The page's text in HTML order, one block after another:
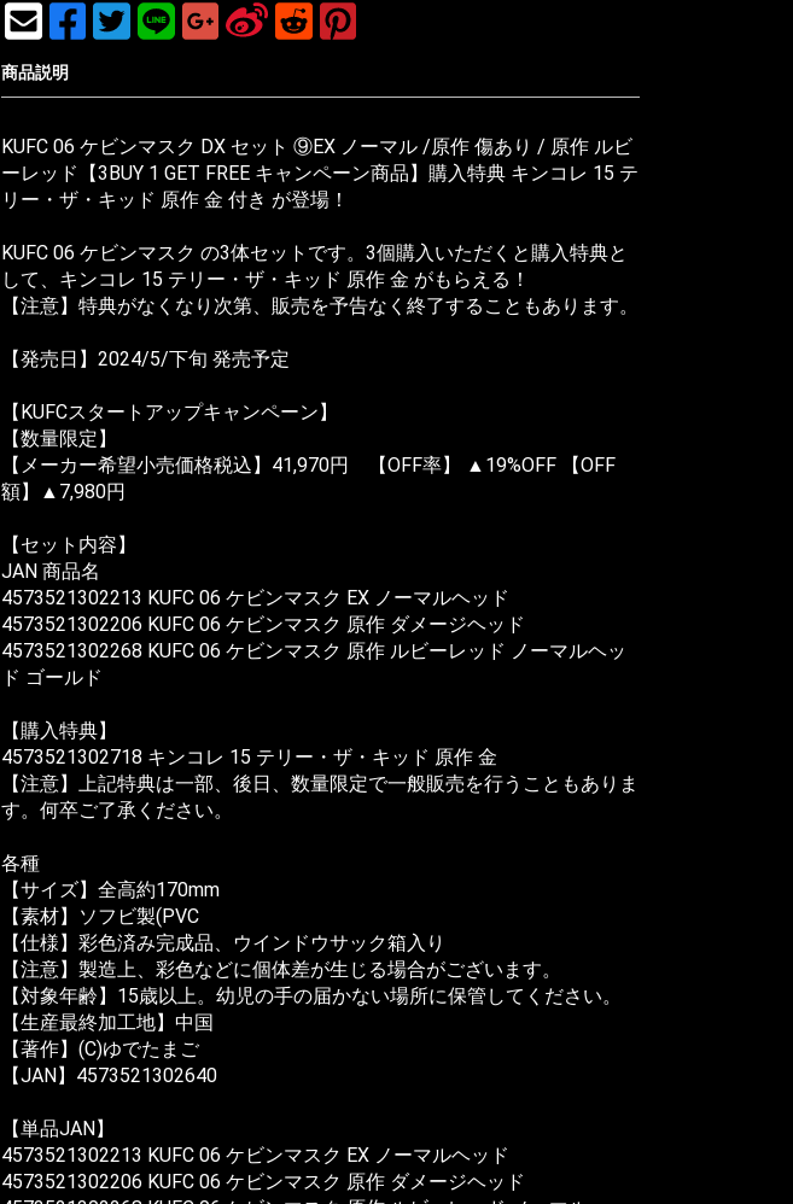
商品説明
KUFC 06 ケビンマスク DX セット ⑨EX ノーマル /原作 傷あり / 原作 ルビ
ーレッド【3BUY 1 GET FREE キャンペーン商品】購入特典 キンコレ 15 テ
リー・ザ・キッド 原作 金 付き が登場！
KUFC 06 ケビンマスク の3体セットです。3個購入いただくと購入特典と
して、キンコレ 15 テリー・ザ・キッド 原作 金 がもらえる！
【注意】特典がなくなり次第、販売を予告なく終了することもあります。
【発売日】2024/5/下旬 発売予定
【KUFCスタートアップキャンペーン】
【数量限定】
【メーカー希望小売価格税込】41,970円 【OFF率】 ▲19%OFF 【OFF
額】▲7,980円
【セット内容】
JAN 商品名
4573521302213 KUFC 06 ケビンマスク EX ノーマルヘッド
4573521302206 KUFC 06 ケビンマスク 原作 ダメージヘッド
4573521302268 KUFC 06 ケビンマスク 原作 ルビーレッド ノーマルヘッ
ド ゴールド
【購入特典】
4573521302718 キンコレ 15 テリー・ザ・キッド 原作 金
【注意】上記特典は一部、後日、数量限定で一般販売を行うこともありま
す。何卒ご了承ください。
各種
【サイズ】全高約170mm
【素材】ソフビ製(PVC
【仕様】彩色済み完成品、ウインドウサック箱入り
【注意】製造上、彩色などに個体差が生じる場合がございます。
【対象年齢】15歳以上。幼児の手の届かない場所に保管してください。
【生産最終加工地】中国
【著作】(C)ゆでたまご
【JAN】4573521302640
【単品JAN】
4573521302213 KUFC 06 ケビンマスク EX ノーマルヘッド
4573521302206 KUFC 06 ケビンマスク 原作 ダメージヘッド